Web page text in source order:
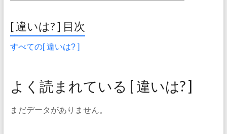
[ 違いは? ] 目次
すべての[ 違いは? ]
よく読まれている [ 違いは? ]
まだデータがありません。